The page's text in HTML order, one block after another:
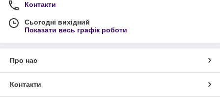
Контакти
Сьогодні вихідний
Показати весь графік роботи
Про нас
Контакти